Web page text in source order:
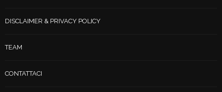
DISCLAIMER & PRIVACY POLICY
TEAM
CONTATTACI